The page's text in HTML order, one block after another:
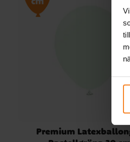
att varje kund får
anvisningarna
gäller om
därmed skadade,
öppnats, men inte
https://youtu.be/
Premium